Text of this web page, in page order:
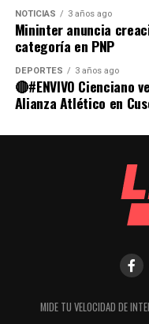
NOTICIAS 3 años ago
Mininter anuncia
categoría en PNP
DEPORTES 3 años ago
🔴#ENVIVO Cienciano
Alianza Atlético en
MIDE TU VELOCIDAD DE